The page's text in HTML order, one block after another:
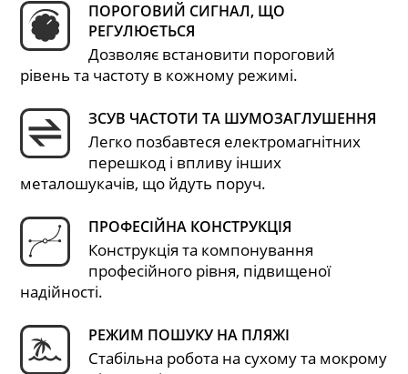
ПОРОГОВИЙ СИГНАЛ, ЩО
РЕГУЛЮЄТЬСЯ
Дозволяє встановити пороговий
рівень та частоту в кожному режимі.
ЗСУВ ЧАСТОТИ ТА ШУМОЗАГЛУШЕННЯ
Легко позбавтеся електромагнітних
перешкод і впливу інших
металошукачів, що йдуть поруч.
ПРОФЕСІЙНА КОНСТРУКЦІЯ
Конструкція та компонування
професійного рівня, підвищеної
надійності.
РЕЖИМ ПОШУКУ НА ПЛЯЖІ
Стабільна робота на сухому та мокрому